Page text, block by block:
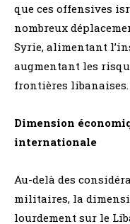
que ces offensives
nombreux
Syrie, alimentant
augmentant les
frontières libanaises.
Dimension
internationale
Au-delà des
militaires, la
lourdement sur le